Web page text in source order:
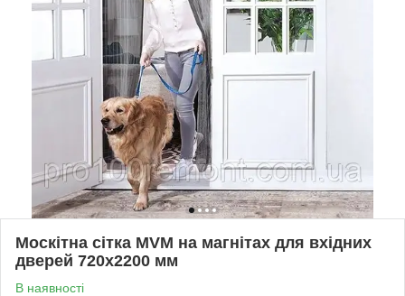
Москітна сітка MVM на магнітах для вхідних
дверей 720х2200 мм
В наявності